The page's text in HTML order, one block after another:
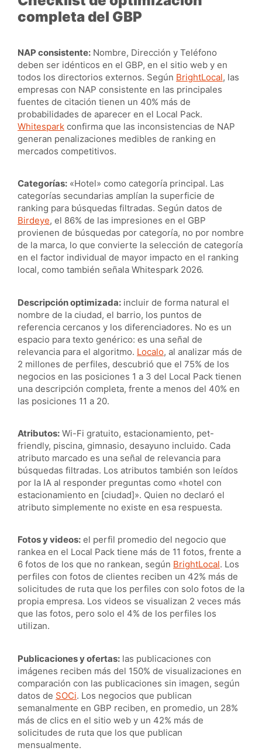
completa del GBP
NAP consistente: Nombre, Dirección y Teléfono
deben ser idénticos en el GBP, en el sitio web y en
todos los directorios externos. Según BrightLocal, las
empresas con NAP consistente en las principales
fuentes de citación tienen un 40% más de
probabilidades de aparecer en el Local Pack.
Whitespark confirma que las inconsistencias de NAP
generan penalizaciones medibles de ranking en
mercados competitivos.
Categorías: «Hotel» como categoría principal. Las
categorías secundarias amplían la superficie de
ranking para búsquedas filtradas. Según datos de
Birdeye, el 86% de las impresiones en el GBP
provienen de búsquedas por categoría, no por nombre
de la marca, lo que convierte la selección de categoría
en el factor individual de mayor impacto en el ranking
local, como también señala Whitespark 2026.
Descripción optimizada: incluir de forma natural el
nombre de la ciudad, el barrio, los puntos de
referencia cercanos y los diferenciadores. No es un
espacio para texto genérico: es una señal de
relevancia para el algoritmo. Localo, al analizar más de
2 millones de perfiles, descubrió que el 75% de los
negocios en las posiciones 1 a 3 del Local Pack tienen
una descripción completa, frente a menos del 40% en
las posiciones 11 a 20.
Atributos: Wi-Fi gratuito, estacionamiento, pet-
friendly, piscina, gimnasio, desayuno incluido. Cada
atributo marcado es una señal de relevancia para
búsquedas filtradas. Los atributos también son leídos
por la IA al responder preguntas como «hotel con
estacionamiento en [ciudad]». Quien no declaró el
atributo simplemente no existe en esa respuesta.
Fotos y videos: el perfil promedio del negocio que
rankea en el Local Pack tiene más de 11 fotos, frente a
6 fotos de los que no rankean, según BrightLocal. Los
perfiles con fotos de clientes reciben un 42% más de
solicitudes de ruta que los perfiles con solo fotos de la
propia empresa. Los videos se visualizan 2 veces más
que las fotos, pero solo el 4% de los perfiles los
utilizan.
Publicaciones y ofertas: las publicaciones con
imágenes reciben más del 150% de visualizaciones en
comparación con las publicaciones sin imagen, según
datos de SOCi. Los negocios que publican
semanalmente en GBP reciben, en promedio, un 28%
más de clics en el sitio web y un 42% más de
solicitudes de ruta que los que publican
mensualmente.